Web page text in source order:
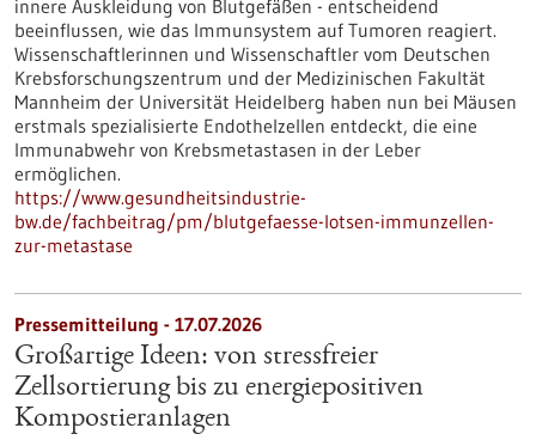
innere Auskleidung von Blutgefäßen - entscheidend
beeinflussen, wie das Immunsystem auf Tumoren reagiert.
Wissenschaftlerinnen und Wissenschaftler vom Deutschen
Krebsforschungszentrum und der Medizinischen Fakultät
Mannheim der Universität Heidelberg haben nun bei Mäusen
erstmals spezialisierte Endothelzellen entdeckt, die eine
Immunabwehr von Krebsmetastasen in der Leber
ermöglichen.
https://www.gesundheitsindustrie-
bw.de/fachbeitrag/pm/blutgefaesse-lotsen-immunzellen-
zur-metastase
Pressemitteilung - 17.07.2026
Großartige Ideen: von stressfreier
Zellsortierung bis zu energiepositiven
Kompostieranlagen